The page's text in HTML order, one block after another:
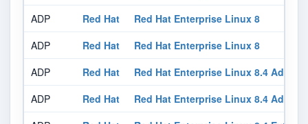
ADP
Red Hat
Red Hat Enterprise Linux 8
ADP
Red Hat
Red Hat Enterprise Linux 8
ADP
Red Hat
Red Hat Enterprise Linux 8.4
ADP
Red Hat
Red Hat Enterprise Linux 8.4